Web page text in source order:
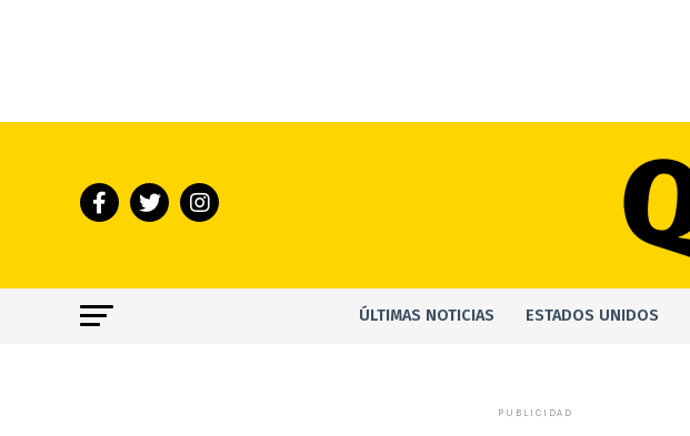
ÚLTIMAS NOTICIAS ESTADOS UNIDOS
PUBLICIDAD